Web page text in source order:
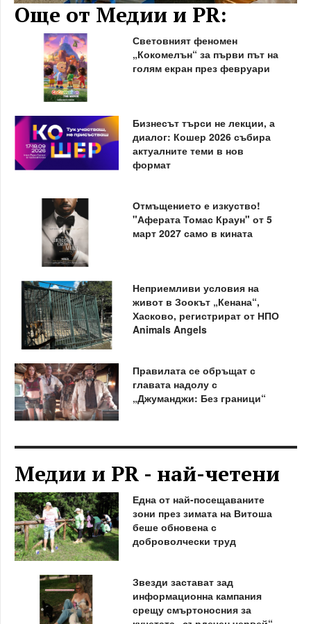
Още от Медии и PR:
Световният феномен
„Кокомелън“ за първи път на
голям екран през февруари
Бизнесът търси не лекции, а
диалог: Кошер 2026 събира
актуалните теми в нов
формат
Отмъщението е изкуство!
"Аферата Томас Краун" от 5
март 2027 само в кината
Неприемливи условия на
живот в Зоокът „Кенана“,
Хасково, регистрират от НПО
Animals Angels
Правилата се обръщат с
главата надолу с
„Джуманджи: Без граници“
Медии и PR - най-четени
Една от най-посещаваните
зони през зимата на Витоша
беше обновена с
доброволчески труд
Звезди застават зад
информационна кампания
срещу смъртоносния за